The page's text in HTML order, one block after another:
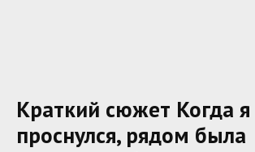
Краткий сюжет Когда я
проснулся, рядом была